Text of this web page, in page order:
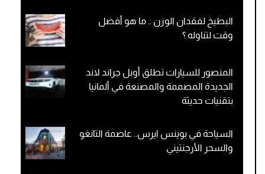
البطيخ لفقدان الوزن .. ما هو أفضل
وقت لتناوله ؟
المنصور للسيارات تطلق أوبل جراند لاند
الجديدة المصممة والمصنعة في ألمانيا
بتقنيات حديثة
السياحة في بوينس ايرس.. عاصمة التانغو
والسحر الأرجنتيني